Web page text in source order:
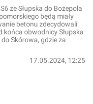
ze Słupska do Bożepola
będą miały
betonu zdecydowali
końca obwodnicy Słupska
Skórowa, gdzie za
17.05.2024, 12:25